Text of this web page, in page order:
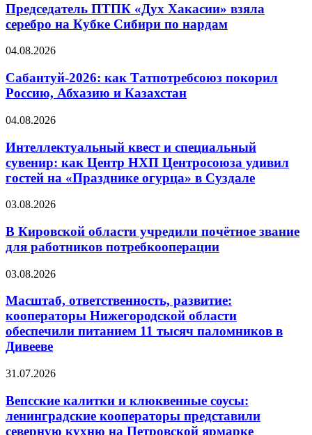
Председатель ПТПК «Дух Хакасии» взяла
серебро на Кубке Сибири по нардам
04.08.2026
Сабантуй-2026: как Татпотребсоюз покорил
Россию, Абхазию и Казахстан
04.08.2026
Интеллектуальный квест и специальный
сувенир: как Центр НХП Центросоюза удивил
гостей на «Празднике огурца» в Суздале
03.08.2026
В Кировской области учредили почётное звание
для работников потребкооперации
03.08.2026
Масштаб, ответственность, развитие:
кооператоры Нижегородской области
обеспечили питанием 11 тысяч паломников в
Дивееве
31.07.2026
Вепсские калитки и клюквенные соусы:
ленинградские кооператоры представили
северную кухню на Петровской ярмарке